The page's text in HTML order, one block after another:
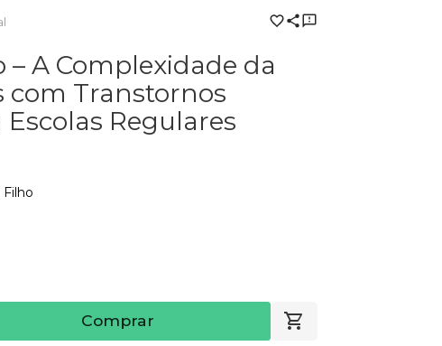
A Complexidade da
com Transtornos
Regulares
Comprar